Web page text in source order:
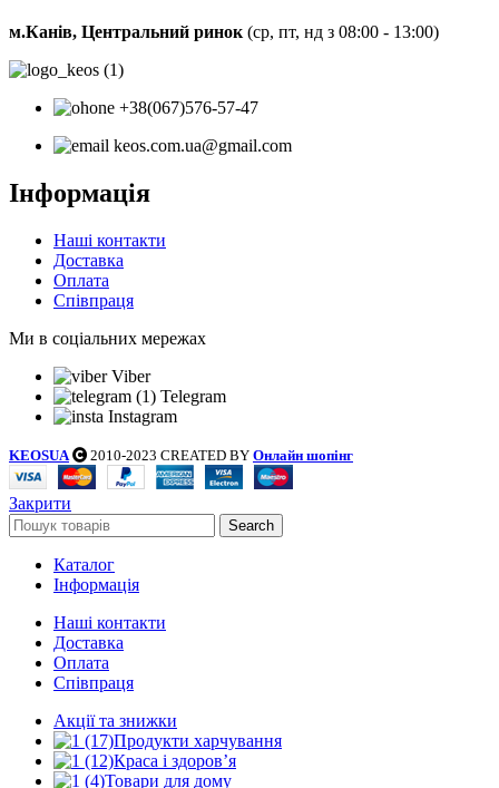
м.Канів, Центральний ринок(ср, пт, нд з 08:00 - 13:00)
+38(067)576-57-47
keos.com.ua@gmail.com
Інформація
Наші контакти
Доставка
Оплата
Співпраця
Ми в соціальних мережах
Viber
Telegram
Instagram
KEOSUA 2010-2023 CREATED BY Онлайн шопінг
Закрити
Search
Каталог
Інформація
Наші контакти
Доставка
Оплата
Співпраця
Акції та знижки
Продукти харчування
Краса і здоров’я
Товари для дому